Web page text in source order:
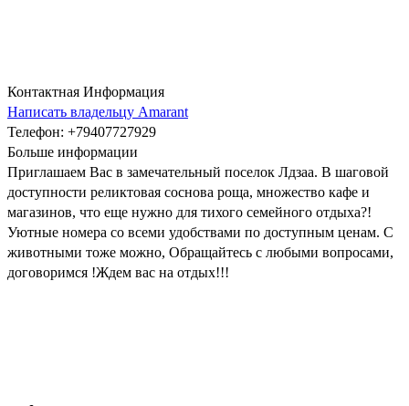
Контактная Информация
Написать владельцу Amarant
Телефон: +79407727929
Больше информации
Приглашаем Вас в замечательный поселок Лдзаа. В шаговой
доступности реликтовая соснова роща, множество кафе и
магазинов, что еще нужно для тихого семейного отдыха?!
Уютные номера со всеми удобствами по доступным ценам. С
животными тоже можно, Обращайтесь с любыми вопросами,
договоримся !Ждем вас на отдых!!!